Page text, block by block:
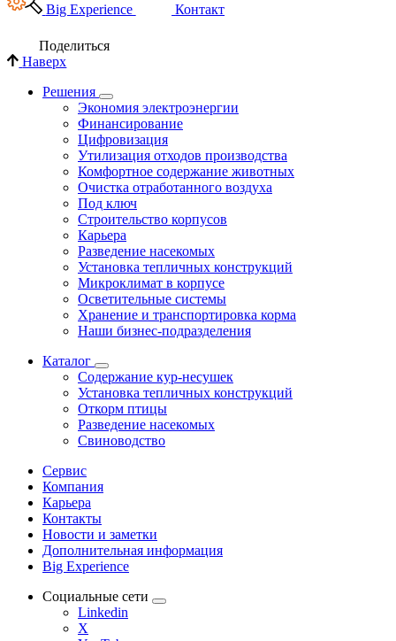
Big Experience Контакт
Поделиться
Наверх
Решения
Экономия электроэнергии
Финансирование
Цифровизация
Утилизация отходов производства
Комфортное содержание животных
Очистка отработанного воздуха
Под ключ
Строительство корпусов
Карьера
Разведение насекомых
Установка тепличных конструкций
Микроклимат в корпусе
Осветительные системы
Хранение и транспортировка корма
Наши бизнес-подразделения
Каталог
Содержание кур-несушек
Установка тепличных конструкций
Откорм птицы
Разведение насекомых
Свиноводство
Сервис
Компания
Карьера
Контакты
Новости и заметки
Дополнительная информация
Big Experience
Социальные сети
Linkedin
X